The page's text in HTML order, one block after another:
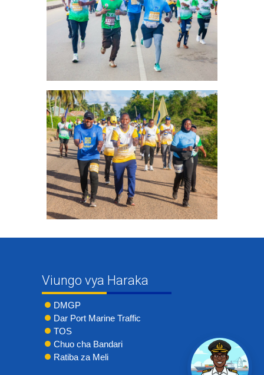
Viungo vya Haraka
DMGP
Dar Port Marine Traffic
TOS
Chuo cha Bandari
Ratiba za Meli